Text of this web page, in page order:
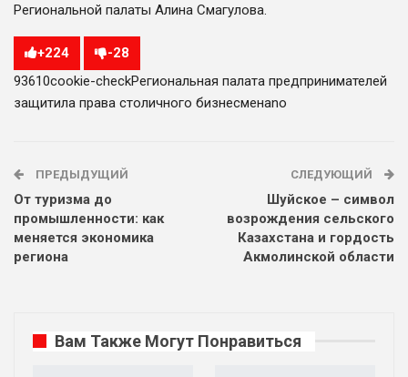
Региональной палаты Алина Смагулова.
+224 -28
93610cookie-checkРегиональная палата предпринимателей
защитила права столичного бизнесменаno
ПРЕДЫДУЩИЙ
От туризма до
промышленности: как
меняется экономика
региона
СЛЕДУЮЩИЙ
Шуйское – символ
возрождения сельского
Казахстана и гордость
Акмолинской области
Вам Также Могут Понравиться